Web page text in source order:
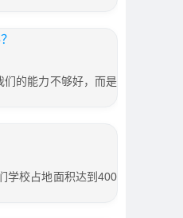
们的能力不够好，而是
学校占地面积达到400